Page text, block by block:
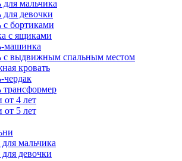
для мальчика
для девочки
с бортиками
с ящиками
машинка
с выдвижным спальным местом
кровать
чердак
трансформер
от 4 лет
от 5 лет
для мальчика
для девочки